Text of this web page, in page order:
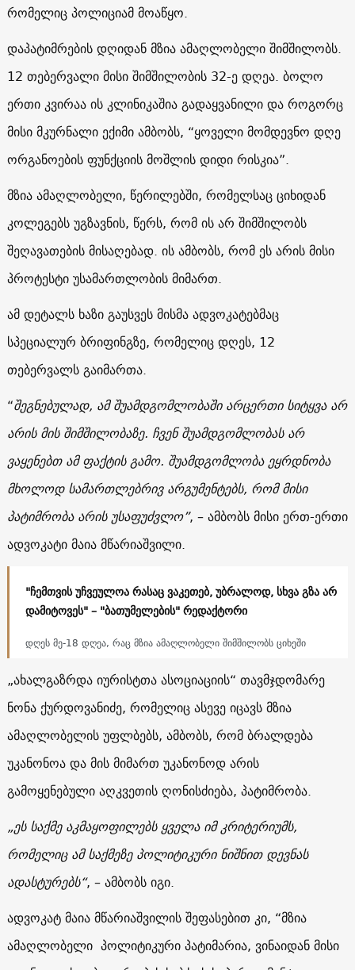
რომელიც პოლიციამ მოაწყო.
დაპატიმრების დღიდან მზია ამაღლობელი შიმშილობს.
12 თებერვალი მისი შიმშილობის 32-ე დღეა. ბოლო
ერთი კვირაა ის კლინიკაშია გადაყვანილი და როგორც
მისი მკურნალი ექიმი ამბობს, “ყოველი მომდევნო დღე
ორგანოების ფუნქციის მოშლის დიდი რისკია”.
მზია ამაღლობელი, წერილებში, რომელსაც ციხიდან
კოლეგებს უგზავნის, წერს, რომ ის არ შიმშილობს
შეღავათების მისაღებად. ის ამბობს, რომ ეს არის მისი
პროტესტი უსამართლობის მიმართ.
ამ დეტალს ხაზი გაუსვეს მისმა ადვოკატებმაც
სპეციალურ ბრიფინგზე, რომელიც დღეს, 12
თებერვალს გაიმართა.
“შეგნებულად, ამ შუამდგომლობაში არცერთი სიტყვა არ
არის მის შიმშილობაზე. ჩვენ შუამდგომლობას არ
ვაყენებთ ამ ფაქტის გამო. შუამდგომლობა ეყრდნობა
მხოლოდ სამართლებრივ არგუმენტებს, რომ მისი
პატიმრობა არის უსაფუძვლო”, – ამბობს მისი ერთ-ერთი
ადვოკატი მაია მწარიაშვილი.
"ჩემთვის უჩვეულოა რასაც ვაკეთებ, უბრალოდ, სხვა გზა არ
დამიტოვეს" – "ბათუმელების" რედაქტორი
დღეს მე-18 დღეა, რაც მზია ამაღლობელი შიმშილობს ციხეში
„ახალგაზრდა იურისტთა ასოციაციის“ თავმჯდომარე
ნონა ქურდოვანიძე, რომელიც ასევე იცავს მზია
ამაღლობელის უფლბებს, ამბობს, რომ ბრალდება
უკანონოა და მის მიმართ უკანონოდ არის
გამოყენებული აღკვეთის ღონისძიება, პატიმრობა.
„ეს საქმე აკმაყოფილებს ყველა იმ კრიტერიუმს,
რომელიც ამ საქმეზე პოლიტიკური ნიშნით დევნას
ადასტურებს“, – ამბობს იგი.
ადვოკატ მაია მწარიაშვილის შეფასებით კი, “მზია
ამაღლობელი პოლიტიკური პატიმარია, ვინაიდან მისი